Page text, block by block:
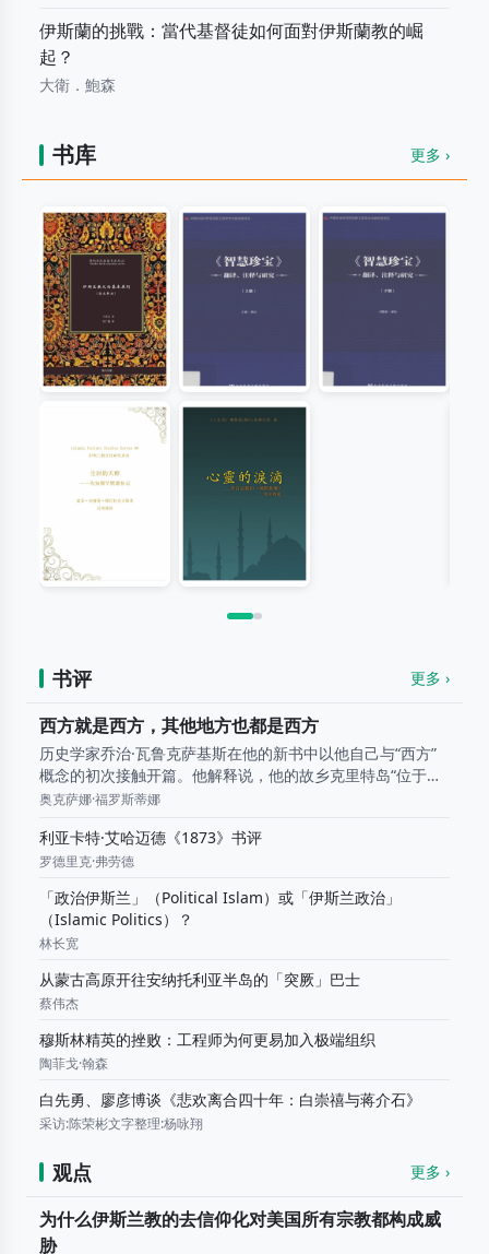
伊斯蘭的挑戰：當代基督徒如何面對伊斯蘭教的崛
起？
大衛．鮑森
书库 更多 ›
伊斯兰教义的
交部分）
马希庆
《智慧珍宝》
伊本·阿拉比
心灵的泪滴
书评 更多 ›
西方就是西方，其他地方也都是西方
历史学家乔治·瓦鲁克萨基斯在他的新书中以他自己与“西方”
概念的初次接触开篇。他解释说，他的故乡克里特岛“位于三
大洲的交汇处”，作为一名希腊人，他注定要“生活在多种文化
奥克萨娜·福罗斯蒂娜
利亚卡特·艾哈迈德《1873》书评
罗德里克·弗劳德
「政治伊斯兰」（Political Islam）或「伊斯兰政治」
（Islamic Politics）？
林长宽
从蒙古高原开往安纳托利亚半岛的「突厥」巴士
蔡伟杰
穆斯林精英的挫败：工程师为何更易加入极端组织
陶菲戈·翰森
白先勇、廖彦博谈《悲欢离合四十年：白崇禧与蒋介石》
采访:陈荣彬文字整理:杨咏翔
观点 更多 ›
为什么伊斯兰教的去信仰化对美国所有宗教都构成威
胁